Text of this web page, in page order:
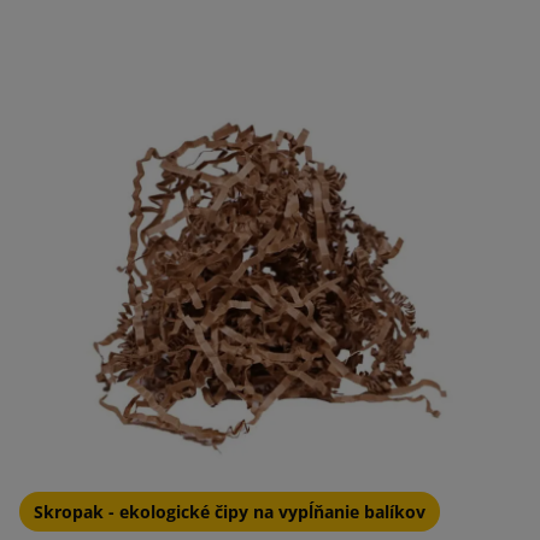
Skropak - ekologické čipy na vypĺňanie balíkov